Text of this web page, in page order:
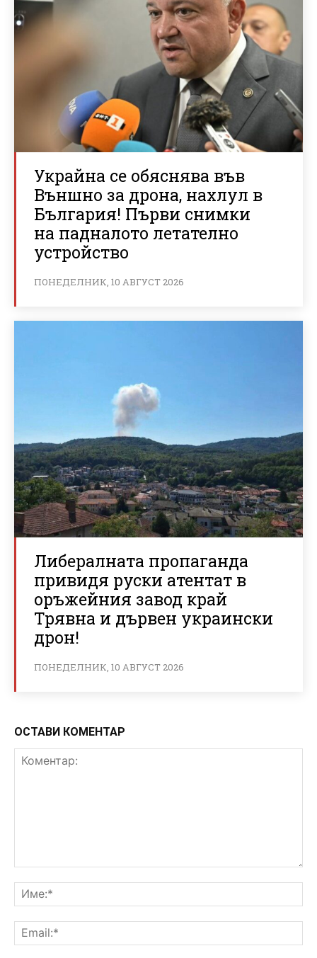
Украйна се обяснява във
Външно за дрона, нахлул в
България! Първи снимки
на падналото летателно
устройство
ПОНЕДЕЛНИК, 10 АВГУСТ 2026
Либералната пропаганда
привидя руски атентат в
оръжейния завод край
Трявна и дървен украински
дрон!
ПОНЕДЕЛНИК, 10 АВГУСТ 2026
ОСТАВИ КОМЕНТАР